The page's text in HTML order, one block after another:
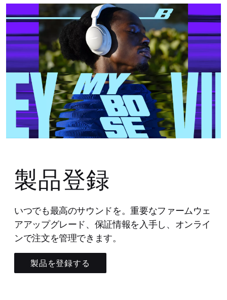
製品登録
いつでも最高のサウンドを。重要なファームウェ
アアップグレード、保証情報を入手し、オンライ
ンで注文を管理できます。
製品を登録する